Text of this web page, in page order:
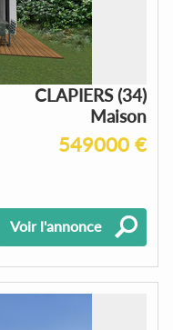
CLAPIERS (34)
Maison
549000 €
Voir l'annonce